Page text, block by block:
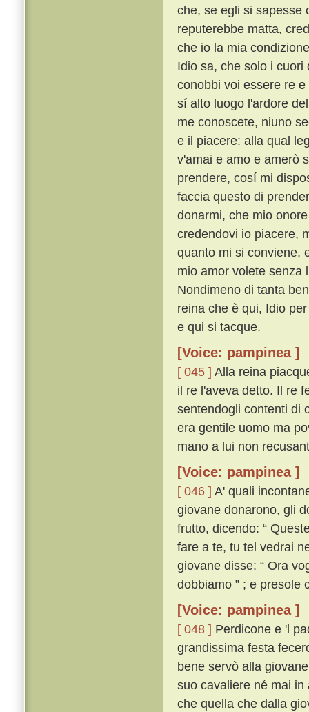
che, se egli si sapesse
reputerebbe matta,
che io la mia
Idio sa, che solo i
conobbi voi essere re
sí alto luogo l'ardore
me conoscete, niuno
e il piacere: alla qual
v'amai e amo e amerò
prendere, cosí mi
faccia questo di
donarmi, che mio
credendovi io piacere,
quanto mi si conviene,
mio amor volete
Nondimeno di tanta
reina che è qui, Idio
e qui si tacque.
[Voice: pampinea ]
[ 045 ] Alla reina
il re l'aveva detto. Il re
sentendogli contenti di
era gentile uomo ma
mano a lui non
[Voice: pampinea ]
[ 046 ] A' quali
giovane donarono, gli
frutto, dicendo: “
fare a te, tu tel vedrai
giovane disse: “ Ora
dobbiamo ” ; e presole
[Voice: pampinea ]
[ 048 ] Perdicone e 'l
grandissima festa
bene servò alla
suo cavaliere né mai
che quella che dalla